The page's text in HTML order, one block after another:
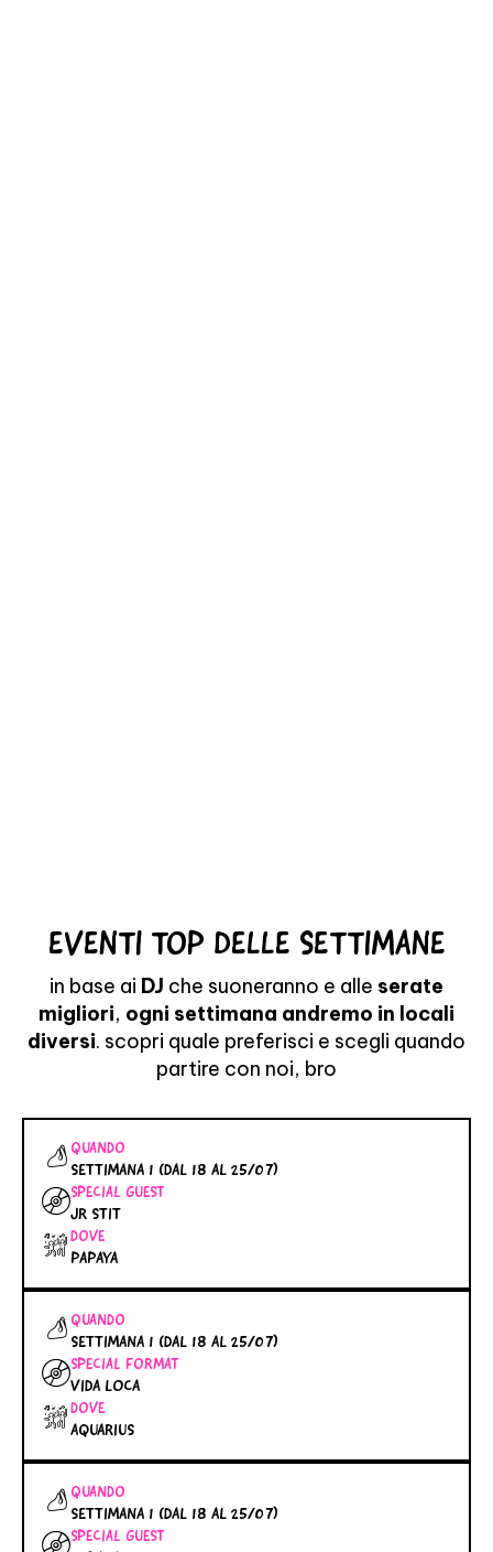
EVENTI TOP DELLE SETTIMANE
in base ai DJ che suoneranno e alle serate
migliori, ogni settimana andremo in locali
diversi. scopri quale preferisci e scegli quando
partire con noi, bro
QUANDO
SETTIMANA 1 (DAL 18 AL 25/07)
SPECIAL GUEST
JR STIT
DOVE
PAPAYA
QUANDO
SETTIMANA 1 (DAL 18 AL 25/07)
SPECIAL FORMAT
VIDA LOCA
DOVE
AQUARIUS
QUANDO
SETTIMANA 1 (DAL 18 AL 25/07)
SPECIAL GUEST